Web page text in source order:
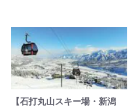
【石打丸山スキー場・新潟